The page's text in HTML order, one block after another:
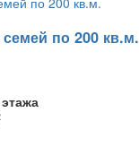
по 200 кв.м.